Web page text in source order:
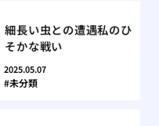
細長い虫との遭遇私のひ
そかな戦い
2025.05.07
未分類